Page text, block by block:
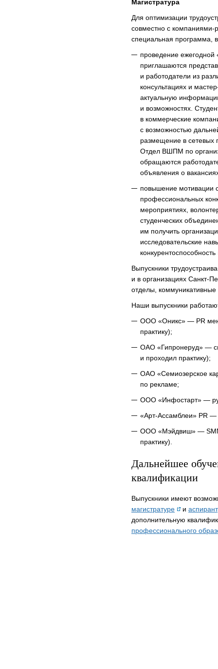
Магистратура
Для оптимизации
совместно с компаниями-
специальная программа,
проведение ежегодной
приглашаются
и работодатели из
консультациях и
актуальную
и возможностях.
в коммерческие
с возможностью
размещение в сетевых
Отдел ВШПМ по
обращаются
объявления о
повышение мотивации
профессиональных
мероприятиях,
студенческих
им получить
исследовательские
Выпускники
и в организациях Санкт-
отделы, коммуникативные
Наши выпускники
ООО «Оникс» — PR
практику);
ОАО «Гипронеруд» —
и проходил практику);
ОАО «Семиозерское
по рекламе;
ООО «Инфостарт» —
«Арт-Ассамблеи» PR
ООО «Мэйдвиш» —
практику).
Дальнейшее
квалификации
Выпускники имеют
магистратуре
и
дополнительную
профессионального